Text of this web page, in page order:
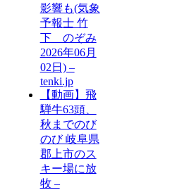
影響も(気象
予報士 竹
下 のぞみ
2026年06月
02日) –
tenki.jp
【動画】飛
騨牛63頭、
秋までのび
のび 岐阜県
郡上市のス
キー場に放
牧 –